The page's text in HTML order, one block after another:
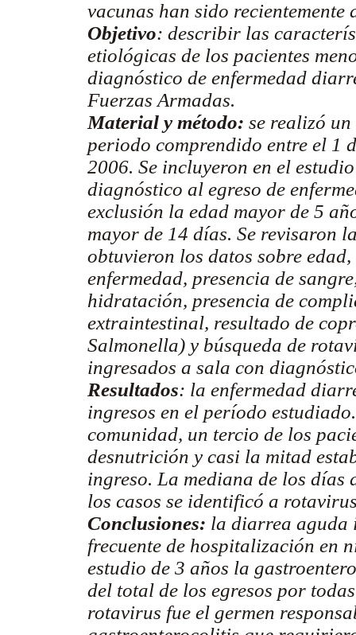
vacunas han sido
Objetivo: describir las
etiológicas de los pacientes
diagnóstico de enfermedad
Fuerzas Armadas.
Material y método: se realizó
periodo comprendido entre el 1
2006. Se incluyeron en el
diagnóstico al egreso de
exclusión la edad mayor de 5
mayor de 14 días. Se revisaron
obtuvieron los datos sobre
enfermedad, presencia de
hidratación, presencia de
extraintestinal, resultado de
Salmonella) y búsqueda de
ingresados a sala con
Resultados: la enfermedad
ingresos en el período
comunidad, un tercio de los
desnutrición y casi la mitad
ingreso. La mediana de los días
los casos se identificó a
Conclusiones: la diarrea aguda
frecuente de hospitalización en
estudio de 3 años la
del total de los egresos por
rotavirus fue el germen